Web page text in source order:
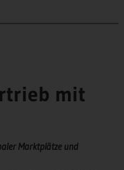
mit
Marktplätze und